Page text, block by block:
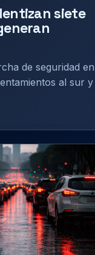
siete
de seguridad en
al sur y